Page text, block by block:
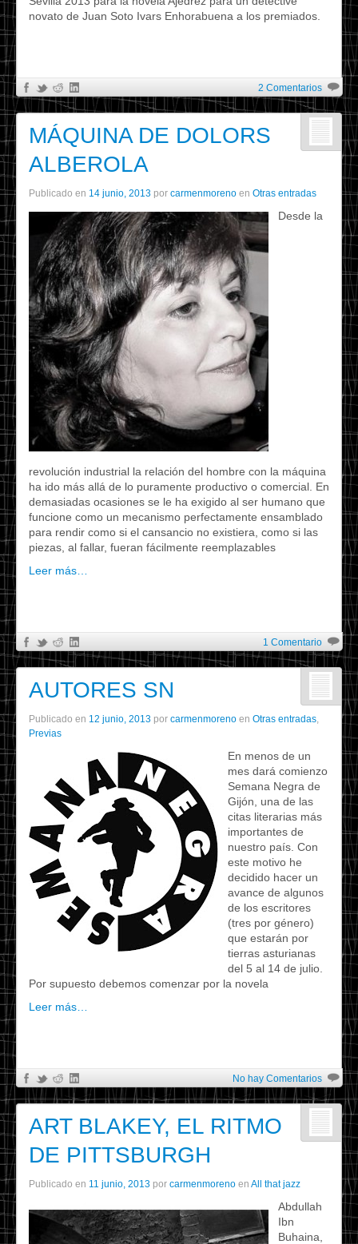
novato de Juan Soto Ivars Enhorabuena a los premiados.
2 Comentarios
MÁQUINA DE DOLORS
ALBEROLA
Publicado en 14 junio, 2013 por carmenmoreno en Otras entradas
Desde la
revolución industrial la relación del hombre con la máquina
ha ido más allá de lo puramente productivo o comercial. En
demasiadas ocasiones se le ha exigido al ser humano que
funcione como un mecanismo perfectamente ensamblado
para rendir como si el cansancio no existiera, como si las
piezas, al fallar, fueran fácilmente reemplazables
Leer más…
1 Comentario
AUTORES SN
Publicado en 12 junio, 2013 por carmenmoreno en Otras entradas,
Previas
En menos de un
mes dará comienzo
Semana Negra de
Gijón, una de las
citas literarias más
importantes de
nuestro país. Con
este motivo he
decidido hacer un
avance de algunos
de los escritores
(tres por género)
que estarán por
tierras asturianas
del 5 al 14 de julio.
Por supuesto debemos comenzar por la novela
Leer más…
No hay Comentarios
ART BLAKEY, EL RITMO
DE PITTSBURGH
Publicado en 11 junio, 2013 por carmenmoreno en All that jazz
Abdullah
Ibn
Buhaina,